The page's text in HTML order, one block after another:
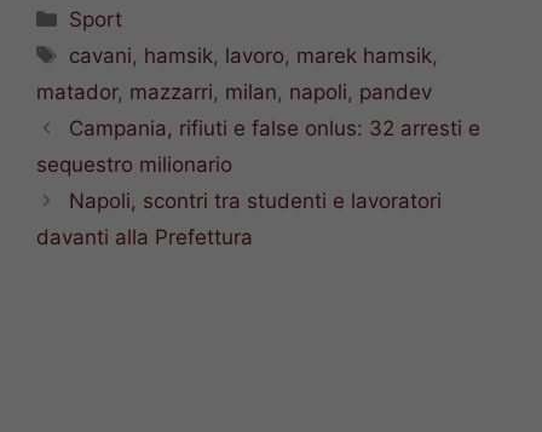
Categorie
Sport
Tag
cavani, hamsik, lavoro, marek hamsik,
matador, mazzarri, milan, napoli, pandev
Campania, rifiuti e false onlus: 32 arresti e
sequestro milionario
Napoli, scontri tra studenti e lavoratori
davanti alla Prefettura